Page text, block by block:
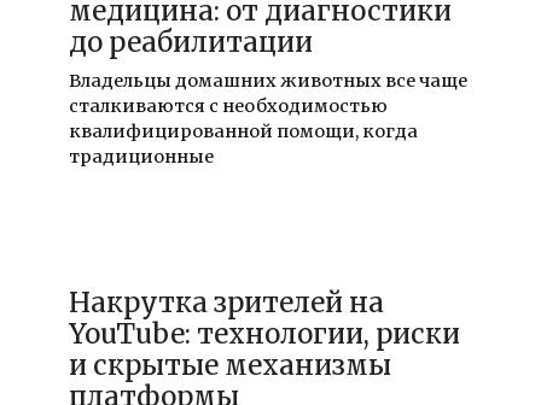
медицина: от диагностики
до реабилитации
Владельцы домашних животных все чаще
сталкиваются с необходимостью
квалифицированной помощи, когда
традиционные
Накрутка зрителей на
YouTube: технологии, риски
и скрытые механизмы
платформы